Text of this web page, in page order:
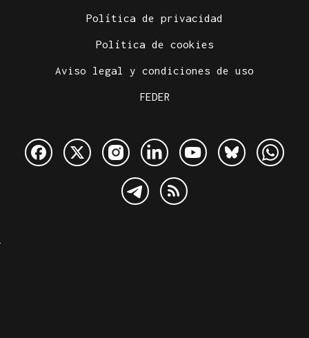
Política de privacidad
Política de cookies
Aviso legal y condiciones de uso
FEDER